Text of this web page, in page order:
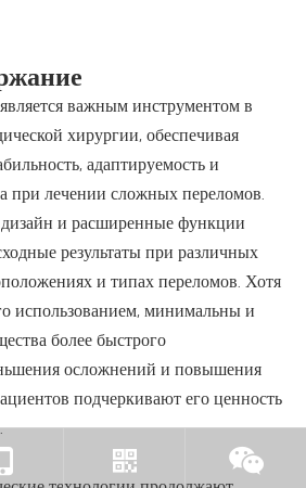
важным инструментом в
хирургии, обеспечивая
адаптируемость и
при лечении сложных переломов.
и расширенные функции
результаты при различных
и типах переломов. Хотя
использованием, минимальны и
более быстрого
осложнений и повышения
подчеркивают его ценность